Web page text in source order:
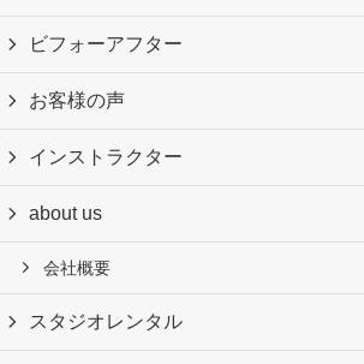
ビフォーアフター
お客様の声
インストラクター
about us
会社概要
スタジオレンタル